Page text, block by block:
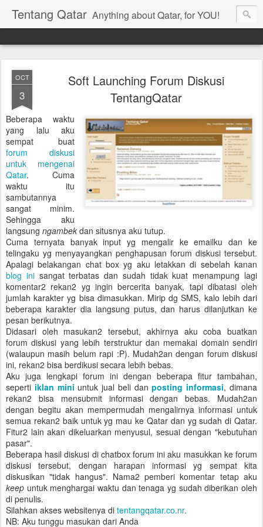
Tentang Qatar Anything about Qatar, for YOU!
OCT
3
Soft Launching Forum Diskusi
TentangQatar
Beberapa waktu
yang lalu aku
sempat buat
forum diskusi
untuk mengenai
Qatar. Cuma
waktu itu
sambutannya
sangat minim.
Sehingga aku
langsung ngambek dan situsnya aku tutup.
Cuma ternyata banyak input yg mengalir ke emailku dan ke
telingaku yg menyayangkan penghapusan forum diskusi tersebut.
Apalagi belakangan chat box yg aku letakkan di sebelah kanan
blog inisangat terbatas dan sudah tidak kuat menampung lagi
komentar2 rekan2 yg ingin bercerita banyak, tapi dibatasi oleh
jumlah karakter yg bisa dimasukkan. Mirip dg SMS, kalo lebih dari
beberapa karakter dia langsung putus, dan harus dilanjutkan ke
pesan berikutnya.
Didasari oleh masukan2 tersebut, akhirnya aku coba buatkan
forum diskusi yang lebih terstruktur dan memakai domain sendiri
(walaupun masih belum rapi :P). Mudah2an dengan forum diskusi
ini, rekan2 bisa berdikusi secara lebih bebas.
Aku juga lengkapi forum ini dengan beberapa fitur tambahan,
seperti iklan mini untuk jual beli danposting informasi, dimana
rekan2 bisa mensubmit informasi dengan bebas. Mudah2an
dengan begitu akan mempermudah mengalirnya informasi untuk
semua rekan2 baik untuk yg mau ke Qatar dan yg sudah di Qatar.
Fitur2 lain akan dikeluarkan menyusul, sesuai dengan "kebutuhan
pasar".
Beberapa hasil diskusi di chatbox forum ini aku masukkan ke forum
diskusi tersebut, dengan harapan informasi yg sempat kita
diskusikan "tidak hangus". Nama2 pemberi komentar tetap aku
keep untuk menghargai waktu dan tenaga yg sudah diberikan oleh
di penulis.
Silahkan akses websitenya di tentangqatar.co.nr.
NB: Aku tunggu masukan dari Anda